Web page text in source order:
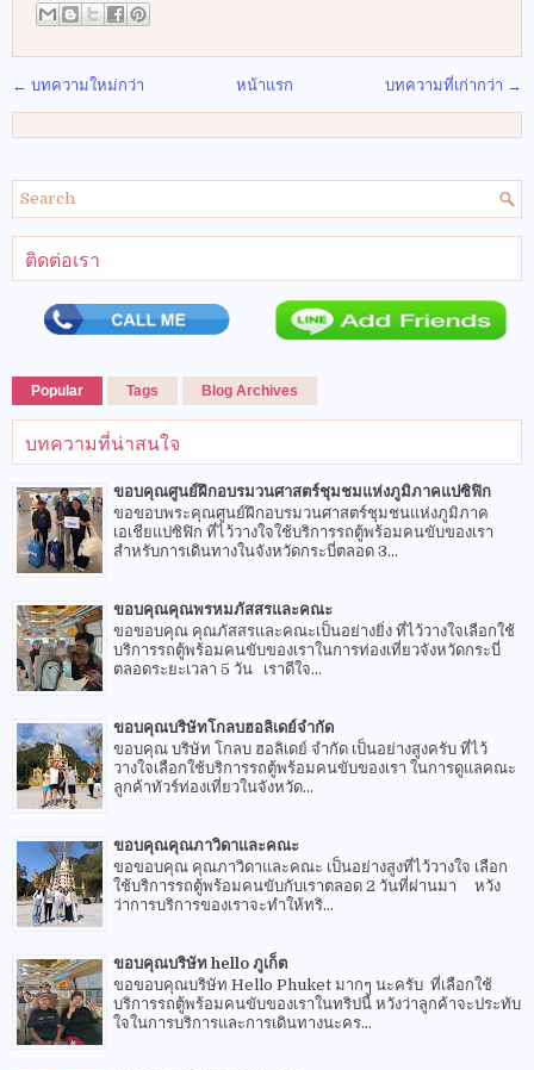
← บทความใหม่กว่า บทความที่เก่ากว่า →
หน้าแรก
ติดต่อเรา
Popular Tags Blog Archives
บทความที่น่าสนใจ
ขอบคุณศูนย์ฝึกอบรมวนศาสตร์ชุมชมแห่งภูมิภาคแปซิฟิก
ขอขอบพระคุณศูนย์ฝึกอบรมวนศาสตร์ชุมชนแห่งภูมิภาค
เอเชียแปซิฟิก ที่ไว้วางใจใช้บริการรถตู้พร้อมคนขับของเรา
สำหรับการเดินทางในจังหวัดกระบี่ตลอด 3...
ขอบคุณคุณพรหมภัสสรและคณะ
ขอขอบคุณ คุณภัสสรและคณะเป็นอย่างยิ่ง ที่ไว้วางใจเลือกใช้
บริการรถตู้พร้อมคนขับของเราในการท่องเที่ยวจังหวัดกระบี่
ตลอดระยะเวลา 5 วัน เราดีใจ...
ขอบคุณบริษัทโกลบฮอลิเดย์จำกัด
ขอบคุณ บริษัท โกลบ ฮอลิเดย์ จำกัด เป็นอย่างสูงครับ ที่ไว้
วางใจเลือกใช้บริการรถตู้พร้อมคนขับของเรา ในการดูแลคณะ
ลูกค้าทัวร์ท่องเที่ยวในจังหวัด...
ขอบคุณคุณภาวิดาและคณะ
ขอขอบคุณ คุณภาวิดาและคณะ เป็นอย่างสูงที่ไว้วางใจ เลือก
ใช้บริการรถตู้พร้อมคนขับกับเราตลอด 2 วันที่ผ่านมา หวัง
ว่าการบริการของเราจะทำให้ทริ...
ขอบคุณบริษัท hello ภูเก็ต
ขอขอบคุณบริษัท Hello Phuket มากๆ นะครับ ที่เลือกใช้
บริการรถตู้พร้อมคนขับของเราในทริปนี้ หวังว่าลูกค้าจะประทับ
ใจในการบริการและการเดินทางนะคร...